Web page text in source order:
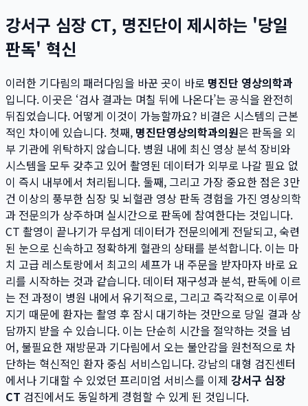
강서구 심장 CT, 명진단이 제시하는 '당일
판독' 혁신
이러한 기다림의 패러다임을 바꾼 곳이 바로 명진단 영상의학과
입니다. 이곳은 ‘검사 결과는 며칠 뒤에 나온다’는 공식을 완전히
뒤집었습니다. 어떻게 이것이 가능할까요? 비결은 시스템의 근본
적인 차이에 있습니다. 첫째, 명진단영상의학과의원은 판독을 외
부 기관에 위탁하지 않습니다. 병원 내에 최신 영상 분석 장비와
시스템을 모두 갖추고 있어 촬영된 데이터가 외부로 나갈 필요 없
이 즉시 내부에서 처리됩니다. 둘째, 그리고 가장 중요한 점은 3만
건 이상의 풍부한 심장 및 뇌혈관 영상 판독 경험을 가진 영상의학
과 전문의가 상주하며 실시간으로 판독에 참여한다는 것입니다.
CT 촬영이 끝나기가 무섭게 데이터가 전문의에게 전달되고, 숙련
된 눈으로 신속하고 정확하게 혈관의 상태를 분석합니다. 이는 마
치 고급 레스토랑에서 최고의 셰프가 내 주문을 받자마자 바로 요
리를 시작하는 것과 같습니다. 데이터 재구성과 분석, 판독에 이르
는 전 과정이 병원 내에서 유기적으로, 그리고 즉각적으로 이루어
지기 때문에 환자는 촬영 후 잠시 대기하는 것만으로 당일 결과 상
담까지 받을 수 있습니다. 이는 단순히 시간을 절약하는 것을 넘
어, 불필요한 재방문과 기다림에서 오는 불안감을 원천적으로 차
단하는 혁신적인 환자 중심 서비스입니다. 강남의 대형 검진센터
에서나 기대할 수 있었던 프리미엄 서비스를 이제 강서구 심장
CT 검진에서도 동일하게 경험할 수 있게 된 것입니다.